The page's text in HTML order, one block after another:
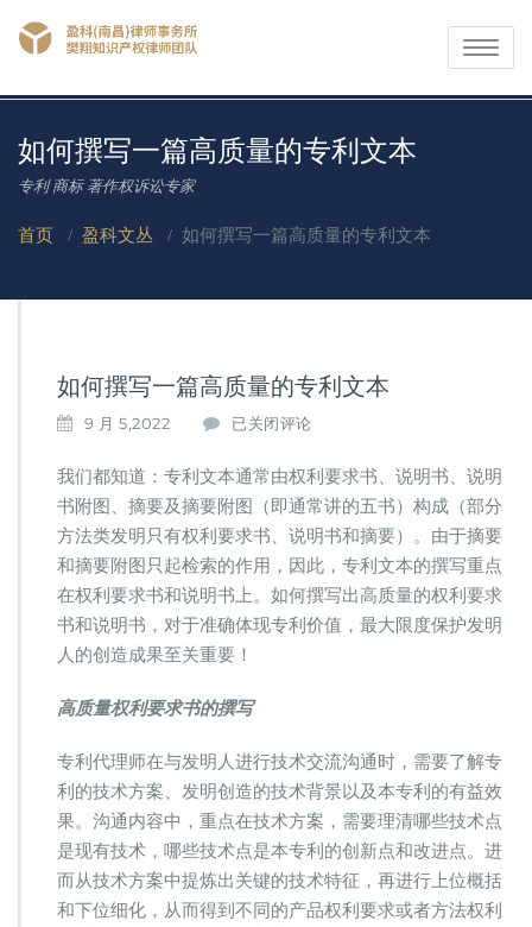
Toggle
如何撰写一篇高质量的专利文本
专利 商标 著作权诉讼专家
首页 / 盈科文丛 / 如何撰写一篇高质量的专利文本
如何撰写一篇高质量的专利文本
9 月 5,2022
如
撰
写
一
篇
高
质
量
的
专
文
已关闭评论
我们都知道：专利文本通常由权利要求书、说明书、说明
书附图、摘要及摘要附图（即通常讲的五书）构成（部分
方法类发明只有权利要求书、说明书和摘要）。由于摘要
和摘要附图只起检索的作用，因此，专利文本的撰写重点
在权利要求书和说明书上。如何撰写出高质量的权利要求
书和说明书，对于准确体现专利价值，最大限度保护发明
人的创造成果至关重要！
高质量权利要求书的撰写
专利代理师在与发明人进行技术交流沟通时，需要了解专
利的技术方案、发明创造的技术背景以及本专利的有益效
果。沟通内容中，重点在技术方案，需要理清哪些技术点
是现有技术，哪些技术点是本专利的创新点和改进点。进
而从技术方案中提炼出关键的技术特征，再进行上位概括
和下位细化，从而得到不同的产品权利要求或者方法权利